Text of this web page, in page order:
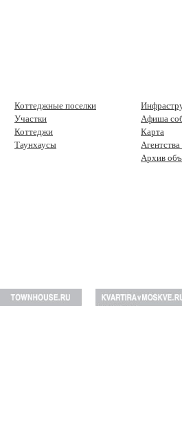
Коттеджные поселки
Участки
Коттеджи
Таунхаусы
Афиша
Карта
Архив